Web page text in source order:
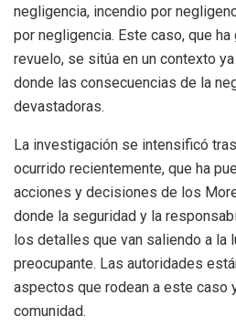
negligencia, incendio por
por negligencia. Este caso, que ha
revuelo, se sitúa en un contexto
donde las consecuencias de la
devastadoras.
La investigación se intensificó
ocurrido recientemente, que ha
acciones y decisiones de los
donde la seguridad y la
los detalles que van saliendo a la
preocupante. Las autoridades
aspectos que rodean a este caso
comunidad.